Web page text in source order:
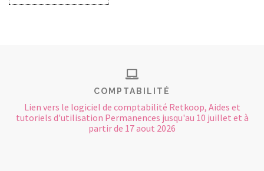
COMPTABILITÉ
Lien vers le logiciel de comptabilité Retkoop, Aides et
tutoriels d'utilisation Permanences jusqu'au 10 juillet et à
partir de 17 aout 2026